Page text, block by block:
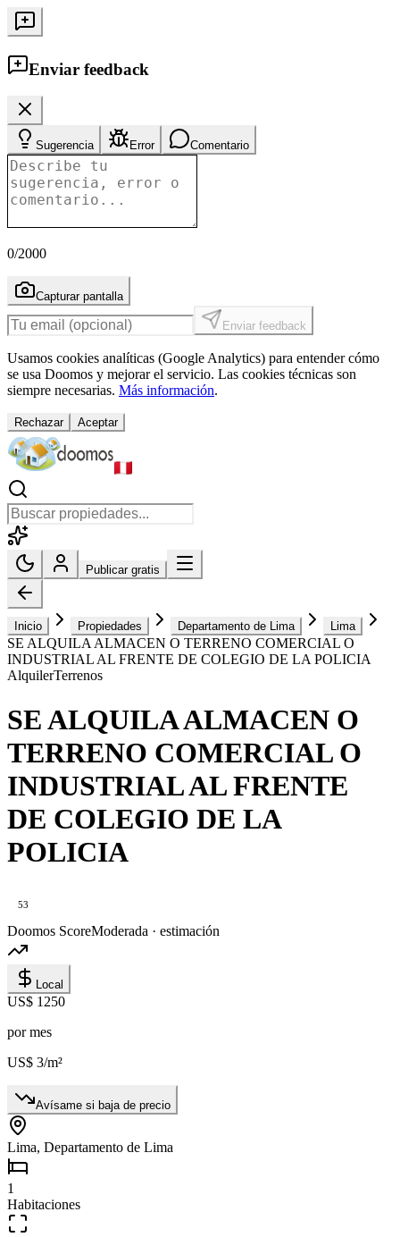
Enviar feedback
Sugerencia Error Comentario
0/2000
Capturar pantalla
Enviar feedback
Usamos cookies analíticas (Google Analytics) para entender cómo
se usa Doomos y mejorar el servicio. Las cookies técnicas son
siempre necesarias. Más información.
Rechazar Aceptar
Publicar gratis
Inicio Propiedades Departamento de Lima Lima
SE ALQUILA ALMACEN O TERRENO COMERCIAL O
INDUSTRIAL AL FRENTE DE COLEGIO DE LA POLICIA
AlquilerTerrenos
SE ALQUILA ALMACEN O
TERRENO COMERCIAL O
INDUSTRIAL AL FRENTE
DE COLEGIO DE LA
POLICIA
53
Doomos ScoreModerada · estimación
Local
US$ 1250
por mes
US$ 3/m²
Avísame si baja de precio
Lima, Departamento de Lima
1
Habitaciones